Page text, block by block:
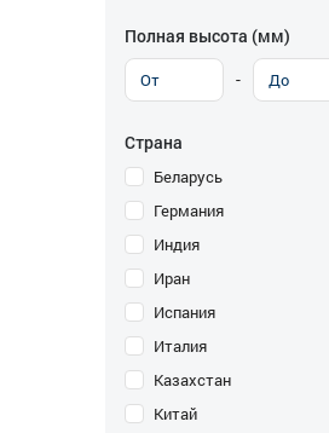
Полная высота (мм)
-
Страна
Беларусь
Германия
Индия
Иран
Испания
Италия
Казахстан
Китай